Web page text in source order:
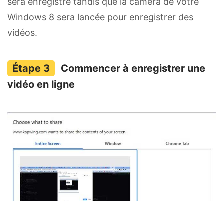
Windows 8 sera lancée pour enregistrer des
vidéos.
Commencer à enregistrer une
vidéo en ligne